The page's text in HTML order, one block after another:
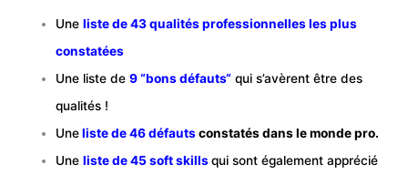
Uneliste de 43 qualités professionnelles les plus
constatées
Une liste de9 “bons défauts“ qui s’avèrent être des
qualités !
Uneliste de 46 défautsconstatés dans le monde pro.
Une liste de 45 soft skillsqui sont également apprécié